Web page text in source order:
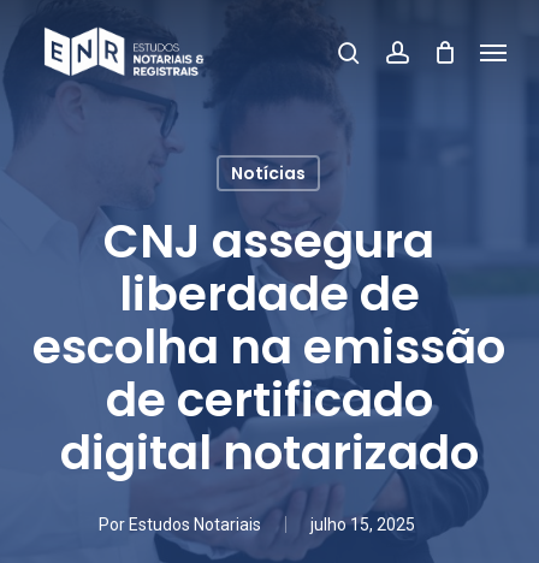
to
main
pesquisar
account
Menu
Notícias
CNJ assegura
liberdade de
escolha na emissão
de certificado
digital notarizado
Por Estudos Notariais julho 15, 2025